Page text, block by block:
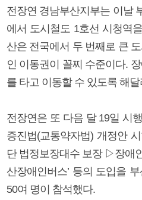
전장연 경남부산지부는 이날
에서 도시철도 1호선 시청역
산은 전국에서 두 번째로 큰
인 이동권이 꼴찌 수준이다.
를 타고 이동할 수 있도록 해달
전장연은 또 다음 달 19일 시
증진법(교통약자법) 개정안
단 법정보장대수 보장 ▷장애
산장애인버스’ 등의 도입을
50여 명이 참석했다.